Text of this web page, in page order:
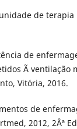
de terapia
de
Ã ventilação
Vitória, 2016.
de
2012, 2Âª